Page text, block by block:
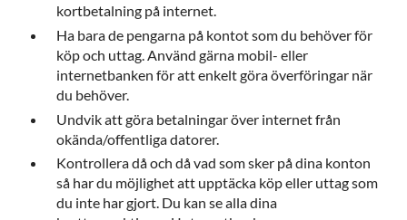
kortbetalning på internet.
Ha bara de pengarna på kontot som du behöver för
köp och uttag. Använd gärna mobil- eller
internetbanken för att enkelt göra överföringar när
du behöver.
Undvik att göra betalningar över internet från
okända/offentliga datorer.
Kontrollera då och då vad som sker på dina konton
så har du möjlighet att upptäcka köp eller uttag som
du inte har gjort. Du kan se alla dina